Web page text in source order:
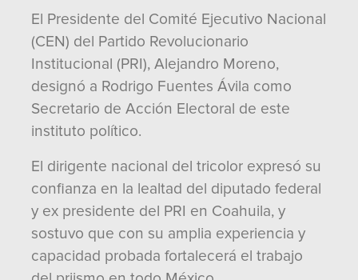
El Presidente del Comité Ejecutivo Nacional
(CEN) del Partido Revolucionario
Institucional (PRI), Alejandro Moreno,
designó a Rodrigo Fuentes Ávila como
Secretario de Acción Electoral de este
instituto político.
El dirigente nacional del tricolor expresó su
confianza en la lealtad del diputado federal
y ex presidente del PRI en Coahuila, y
sostuvo que con su amplia experiencia y
capacidad probada fortalecerá el trabajo